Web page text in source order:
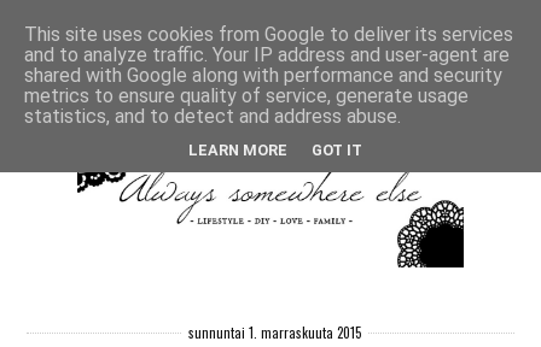
sunnuntai 1. marraskuuta 2015
This site uses cookies from Google to deliver its services
and to analyze traffic. Your IP address and user-agent are
shared with Google along with performance and security
metrics to ensure quality of service, generate usage
statistics, and to detect and address abuse.
LEARN MORE GOT IT